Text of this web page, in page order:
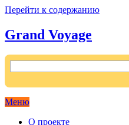
Перейти к содержанию
Grand Voyage
Меню
О проекте